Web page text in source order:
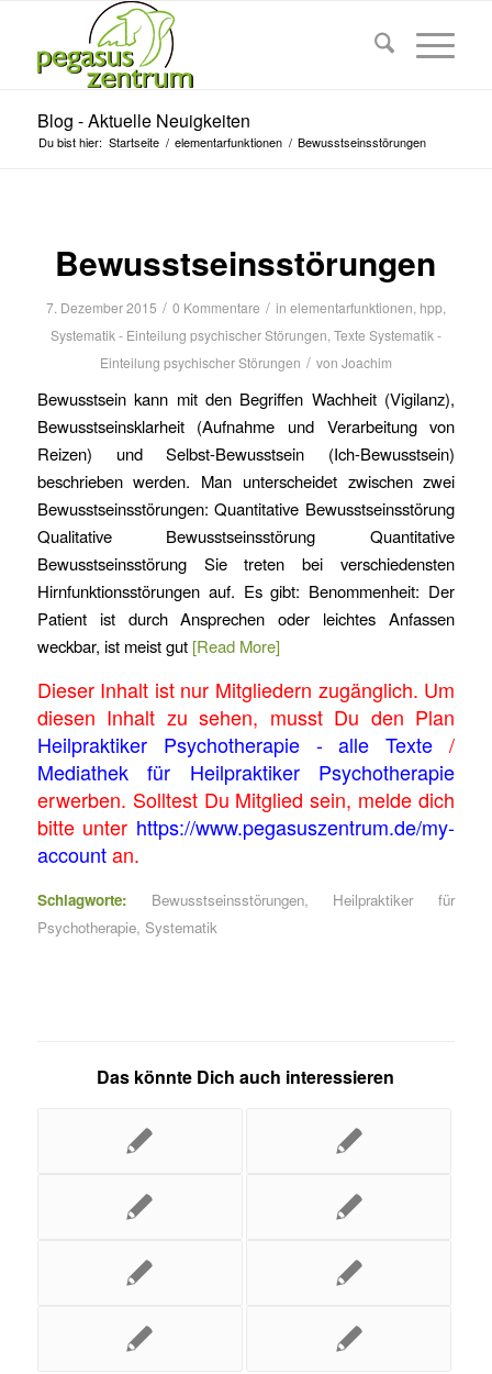
Blog - Aktuelle Neuigkeiten
Du bist hier: Startseite / elementarfunktionen / Bewusstseinsstörungen
Bewusstseinsstörungen
7. Dezember 2015 / 0 Kommentare / in elementarfunktionen, hpp,
Systematik - Einteilung psychischer Störungen, Texte Systematik -
Einteilung psychischer Störungen / von Joachim
Bewusstsein kann mit den Begriffen Wachheit (Vigilanz),
Bewusstseinsklarheit (Aufnahme und Verarbeitung von
Reizen) und Selbst-Bewusstsein (Ich-Bewusstsein)
beschrieben werden. Man unterscheidet zwischen zwei
Bewusstseinsstörungen: Quantitative Bewusstseinsstörung
Qualitative Bewusstseinsstörung Quantitative
Bewusstseinsstörung Sie treten bei verschiedensten
Hirnfunktionsstörungen auf. Es gibt: Benommenheit: Der
Patient ist durch Ansprechen oder leichtes Anfassen
weckbar, ist meist gut[Read More]
Dieser Inhalt ist nur Mitgliedern zugänglich. Um
diesen Inhalt zu sehen, musst Du den Plan
Heilpraktiker Psychotherapie - alle Texte /
Mediathek für Heilpraktiker Psychotherapie
erwerben. Solltest Du Mitglied sein, melde dich
bitte unter https://www.pegasuszentrum.de/my-
accountan.
Schlagworte: Bewusstseinsstörungen, Heilpraktiker für
Psychotherapie, Systematik
Das könnte Dich auch interessieren